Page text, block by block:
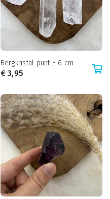
Bergkristal punt ± 6 cm
€3,95